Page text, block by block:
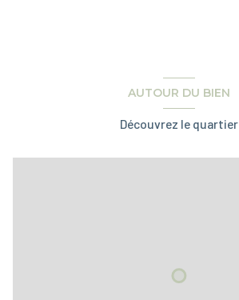
AUTOUR DU BIEN
Découvrez le quartier